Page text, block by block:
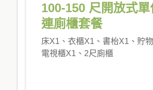
100-150 尺開放式
連廁櫃套餐
床X1、衣櫃X1、書枱X1、貯
電視櫃X1、2尺廁櫃